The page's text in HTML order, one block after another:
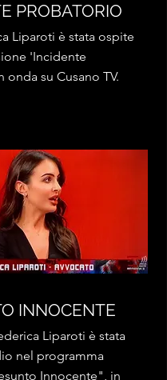
PROBATORIO
Liparoti è stata ospite
'Incidente
onda su Cusano TV.
INNOCENTE
Liparoti è stata
nel programma
Innocente", in